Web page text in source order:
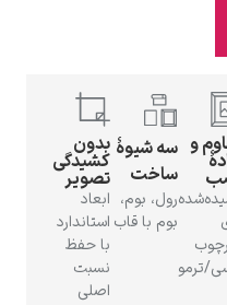
و
ترمو
سه شیوهٔ
ساخت
رول، بوم،
بوم با قاب
بدون
کشیدگی
تصویر
ابعاد
استاندارد
با حفظ
نسبت
اصلی